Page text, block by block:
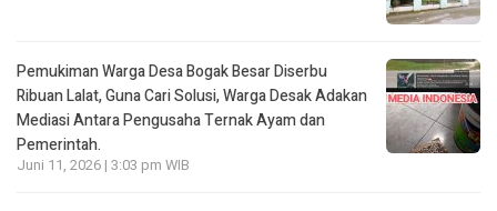
Pemukiman Warga Desa Bogak Besar Diserbu
Ribuan Lalat, Guna Cari Solusi, Warga Desak Adakan
Mediasi Antara Pengusaha Ternak Ayam dan
Pemerintah.
Juni 11, 2026 | 3:03 pm WIB